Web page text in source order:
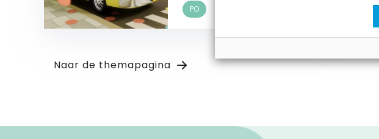
PO
Bekijk
Naar de themapagina